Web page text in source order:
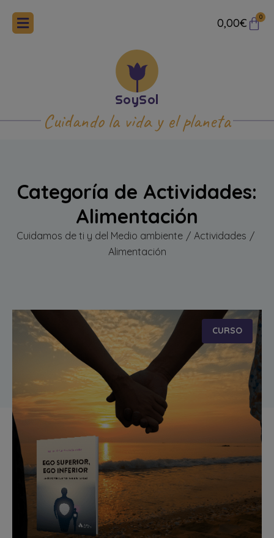
0,00€ 0
Cuidando la vida y el planeta
Categoría de Actividades:
Alimentación
Cuidamos de ti y del Medio ambiente / Actividades /
Alimentación
CURSO